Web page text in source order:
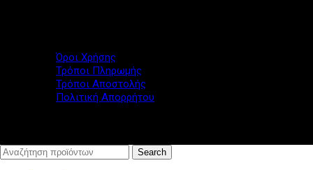
Όροι Χρήσης
Τρόποι Πληρωμής
Τρόποι Αποστολής
Πολιτική Απορρήτου
Search